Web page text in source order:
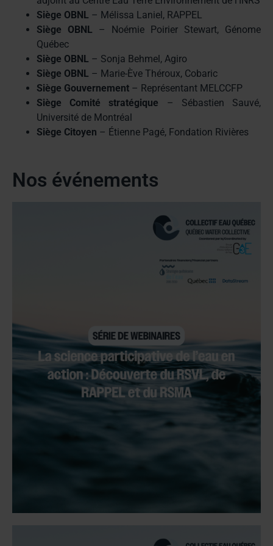
Siège OBNL – Mélissa Laniel, RAPPEL
Siège OBNL – Noémie Poirier Stewart, Génome
Québec
Siège OBNL – Sonja Behmel, Agiro
Siège OBNL – Marie-Ève Théroux, Cobaric
Siège Gouvernement – Représentant MELCCFP
Siège Comité stratégique
– Sébastien Sauvé,
Université de Montréal
Siège Citoyen – Étienne Pagé, Fondation Rivières
Nos événements